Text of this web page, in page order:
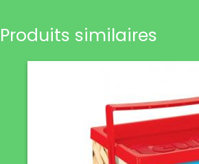
Produits similaires